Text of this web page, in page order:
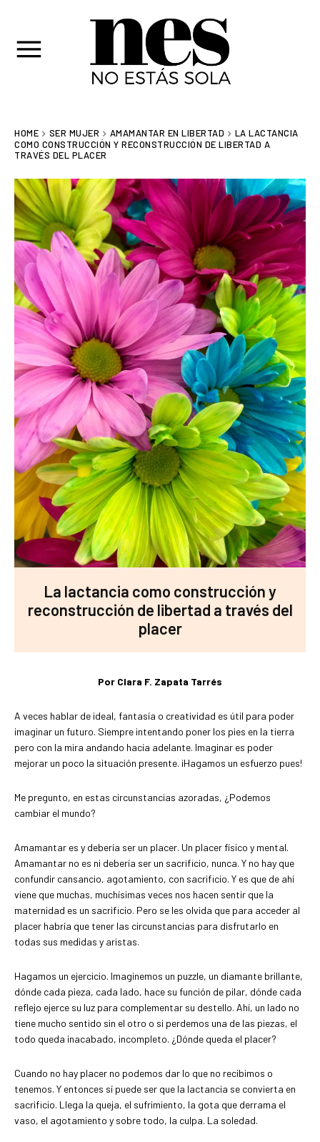
HOME SER MUJER AMAMANTAR EN LIBERTAD
LA LACTANCIA
COMO CONSTRUCCIÓN Y RECONSTRUCCIÓN DE LIBERTAD A
TRAVÉS DEL PLACER
La lactancia como construcción y
reconstrucción de libertad a través del
placer
Por Clara F. Zapata Tarrés
A veces hablar de ideal, fantasía o creatividad es útil para poder
imaginar un futuro. Siempre intentando poner los pies en la tierra
pero con la mira andando hacia adelante. Imaginar es poder
mejorar un poco la situación presente. ¡Hagamos un esfuerzo pues!
Me pregunto, en estas circunstancias azoradas, ¿Podemos
cambiar el mundo?
Amamantar es y debería ser un placer. Un placer físico y mental.
Amamantar no es ni debería ser un sacrificio, nunca. Y no hay que
confundir cansancio, agotamiento, con sacrificio. Y es que de ahí
viene que muchas, muchísimas veces nos hacen sentir que la
maternidad es un sacrificio. Pero se les olvida que para acceder al
placer habría que tener las circunstancias para disfrutarlo en
todas sus medidas y aristas.
Hagamos un ejercicio. Imaginemos un puzzle, un diamante brillante,
dónde cada pieza, cada lado, hace su función de pilar, dónde cada
reflejo ejerce su luz para complementar su destello. Ahí, un lado no
tiene mucho sentido sin el otro o si perdemos una de las piezas, el
todo queda inacabado, incompleto. ¿Dónde queda el placer?
Cuando no hay placer no podemos dar lo que no recibimos o
tenemos. Y entonces sí puede ser que la lactancia se convierta en
sacrificio. Llega la queja, el sufrimiento, la gota que derrama el
vaso, el agotamiento y sobre todo, la culpa. La soledad.